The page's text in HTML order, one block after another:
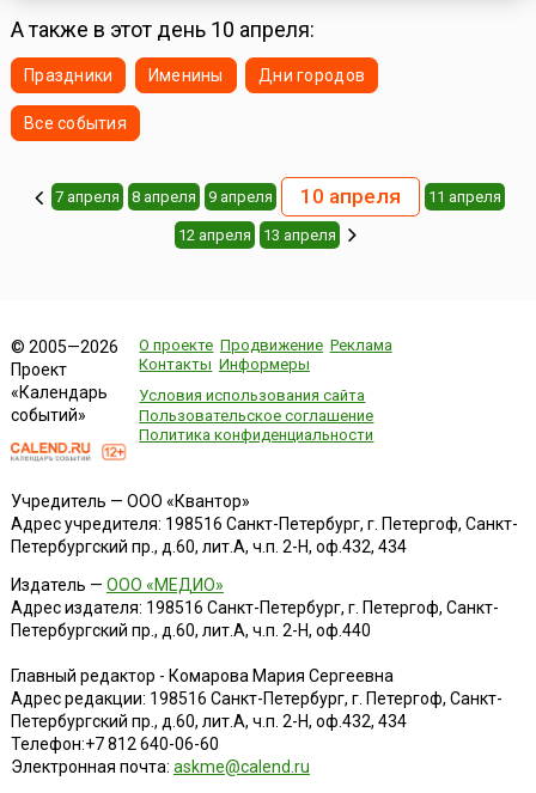
создания музея принадлежал Главному конструктору ракетно-
А также в этот день 10 апреля:
Праздники Именины Дни городов
Все события
7 апреля 8 апреля 9 апреля 10 апреля 11 апреля
12 апреля 13 апреля
© 2005—2026
Проект
«Календарь
событий»
О проекте Продвижение Реклама
Контакты Информеры
Условия использования сайта
Пользовательское соглашение
Политика конфиденциальности
Учредитель — ООО «Квантор»
Адрес учредителя: 198516 Санкт-Петербург, г. Петергоф, Санкт-
Петербургский пр., д.60, лит.А, ч.п. 2-Н, оф.432, 434
Издатель — ООО «МЕДИО»
Адрес издателя: 198516 Санкт-Петербург, г. Петергоф, Санкт-
Петербургский пр., д.60, лит.А, ч.п. 2-Н, оф.440
Главный редактор - Комарова Мария Сергеевна
Адрес редакции: 198516 Санкт-Петербург, г. Петергоф, Санкт-
Петербургский пр., д.60, лит.А, ч.п. 2-Н, оф.432, 434
Телефон:+7 812 640-06-60
Электронная почта: askme@calend.ru